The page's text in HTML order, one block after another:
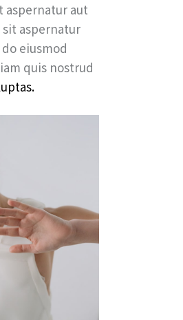
aspernatur aut
aspernatur
eiusmod
quis nostrud